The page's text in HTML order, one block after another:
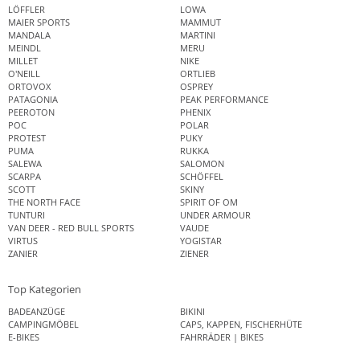
LÖFFLER
LOWA
MAIER SPORTS
MAMMUT
MANDALA
MARTINI
MEINDL
MERU
MILLET
NIKE
O'NEILL
ORTLIEB
ORTOVOX
OSPREY
PATAGONIA
PEAK PERFORMANCE
PEEROTON
PHENIX
POC
POLAR
PROTEST
PUKY
PUMA
RUKKA
SALEWA
SALOMON
SCARPA
SCHÖFFEL
SCOTT
SKINY
THE NORTH FACE
SPIRIT OF OM
TUNTURI
UNDER ARMOUR
VAN DEER - RED BULL SPORTS
VAUDE
VIRTUS
YOGISTAR
ZANIER
ZIENER
Top Kategorien
BADEANZÜGE
BIKINI
CAMPINGMÖBEL
CAPS, KAPPEN, FISCHERHÜTE
E-BIKES
FAHRRÄDER | BIKES